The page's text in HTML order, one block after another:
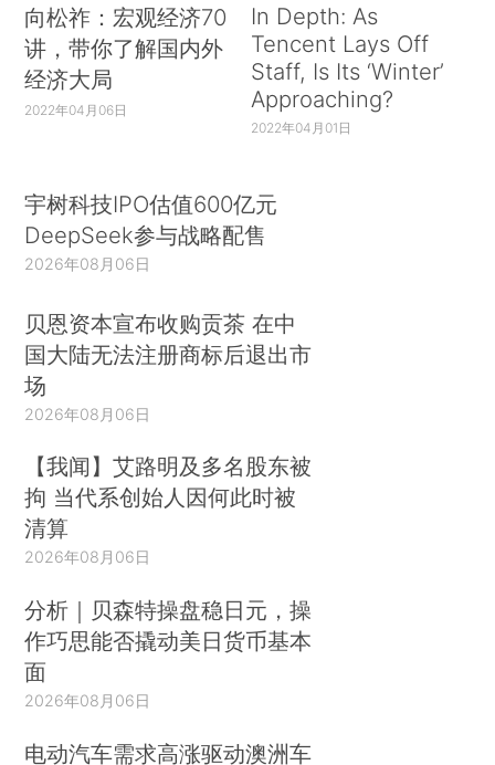
向松祚：宏观经济70
讲，带你了解国内外
经济大局
2022年04月06日
In Depth: As
Tencent Lays Off
Staff, Is Its ‘Winter’
Approaching?
2022年04月01日
宇树科技IPO估值600亿元
DeepSeek参与战略配售
2026年08月06日
贝恩资本宣布收购贡茶 在中
国大陆无法注册商标后退出市
场
2026年08月06日
【我闻】艾路明及多名股东被
拘 当代系创始人因何此时被
清算
2026年08月06日
分析｜贝森特操盘稳日元，操
作巧思能否撬动美日货币基本
面
2026年08月06日
电动汽车需求高涨驱动澳洲车